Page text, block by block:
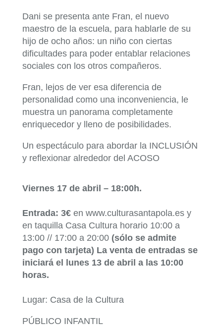
Dani se presenta ante Fran, el nuevo
maestro de la escuela, para hablarle de su
hijo de ocho años: un niño con ciertas
dificultades para poder entablar relaciones
sociales con los otros compañeros.
Fran, lejos de ver esa diferencia de
personalidad como una inconveniencia, le
muestra un panorama completamente
enriquecedor y lleno de posibilidades.
Un espectáculo para abordar la INCLUSIÓN
y reflexionar alrededor del ACOSO
Viernes 17 de abril – 18:00h.
Entrada: 3€ en www.culturasantapola.es y
en taquilla Casa Cultura horario 10:00 a
13:00 // 17:00 a 20:00(sólo se admite
pago con tarjeta) La venta de entradas se
iniciará el lunes 13 de abril a las 10:00
horas.
Lugar: Casa de la Cultura
PÚBLICO INFANTIL